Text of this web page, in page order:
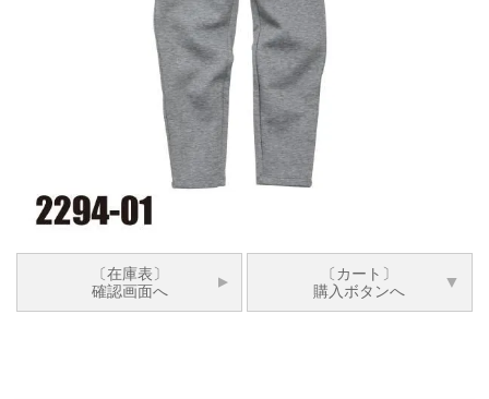
〔在庫表〕
確認画面へ
〔カート〕
購入ボタンへ